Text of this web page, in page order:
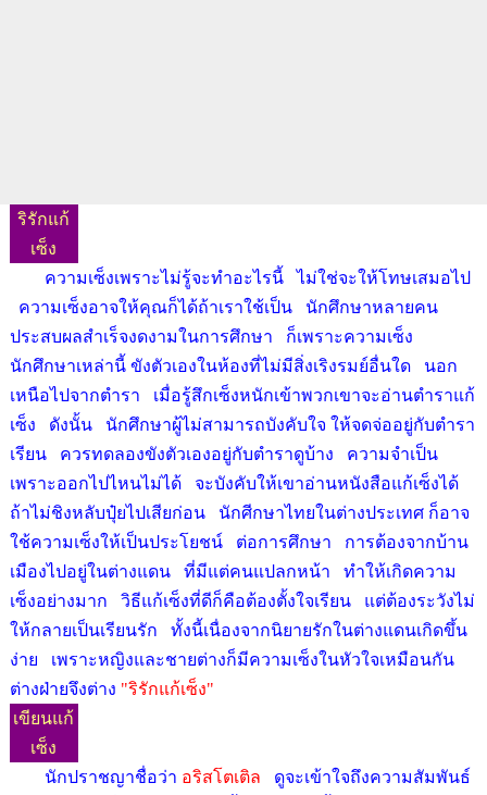
ริรักแก้
เซ็ง
ความเซ็งเพราะไม่รู้จะทำอะไรนี้ ไม่ใช่จะให้โทษเสมอไป
ความเซ็งอาจให้คุณก็ได้ถ้าเราใช้เป็น นักศึกษาหลายคน
ประสบผลสำเร็จงดงามในการศึกษา ก็เพราะความเซ็ง
นักศึกษาเหล่านี้ ขังตัวเองในห้องที่ไม่มีสิ่งเริงรมย์อื่นใด นอก
เหนือไปจากตำรา เมื่อรู้สึกเซ็งหนักเข้าพวกเขาจะอ่านตำราแก้
เซ็ง ดังนั้น นักศึกษาผู้ไม่สามารถบังคับใจ ให้จดจ่ออยู่กับตำรา
เรียน ควรทดลองขังตัวเองอยู่กับตำราดูบ้าง ความจำเป็น
เพราะออกไปไหนไม่ได้ จะบังคับให้เขาอ่านหนังสือแก้เซ็งได้
ถ้าไม่ชิงหลับปุ๋ยไปเสียก่อน นักศีกษาไทยในต่างประเทศ ก็อาจ
ใช้ความเซ็งให้เป็นประโยชน์ ต่อการศึกษา การต้องจากบ้าน
เมืองไปอยู่ในต่างแดน ที่มีแต่คนแปลกหน้า ทำให้เกิดความ
เซ็งอย่างมาก วิธีแก้เซ็งที่ดีก็คือต้องตั้งใจเรียน แต่ต้องระวังไม่
ให้กลายเป็นเรียนรัก ทั้งนี้เนื่องจากนิยายรักในต่างแดนเกิดขึ้น
ง่าย เพราะหญิงและชายต่างก็มีความเซ็งในหัวใจเหมือนกัน
ต่างฝ่ายจึงต่าง "ริรักแก้เซ็ง"
เขียนแก้
เซ็ง
นักปราชญาชื่อว่า อริสโตเติล ดูจะเข้าใจถึงความสัมพันธ์